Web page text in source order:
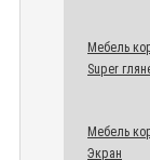
Мебель
Super
Мебель
Экран